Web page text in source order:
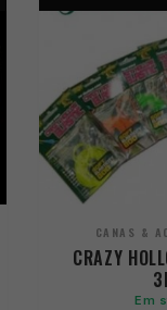
CANAS &
CRAZY
Em